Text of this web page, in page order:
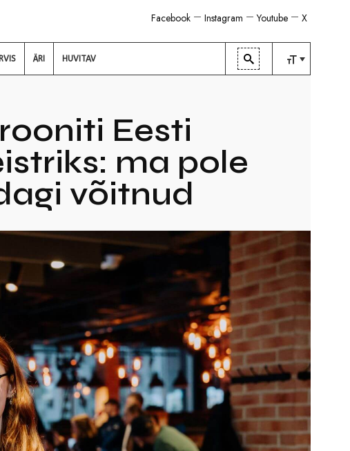
X
Youtube
Instagram
Facebook
ÄRI HUVITAV
Eesti
ma pole
võitnud